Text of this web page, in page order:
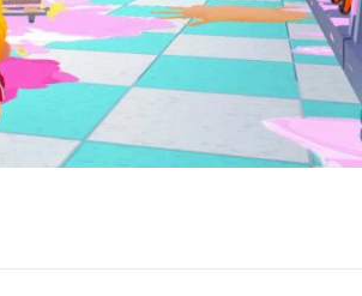
PS4
PS5
Switch
XBox